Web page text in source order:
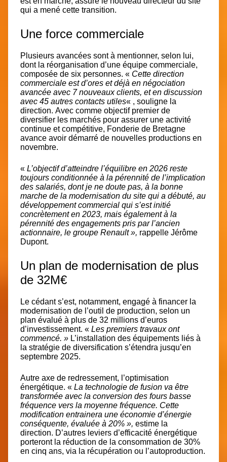
qui a mené cette transition.
Une force commerciale
Plusieurs avancées sont à mentionner, selon lui,
dont la réorganisation d’une équipe commerciale,
composée de six personnes. « Cette direction
commerciale est d’ores et déjà en négociation
avancée avec 7 nouveaux clients, et en discussion
avec 45 autres contacts utiles« , souligne la
direction. Avec comme objectif premier de
diversifier les marchés pour assurer une activité
continue et compétitive, Fonderie de Bretagne
avance avoir démarré de nouvelles productions en
novembre.
« L’objectif d’atteindre l’équilibre en 2026 reste
toujours conditionnée à la pérennité de l’implication
des salariés, dont je ne doute pas, à la bonne
marche de la modernisation du site qui a débuté, au
développement commercial qui s’est initié
concrètement en 2023, mais également à la
pérennité des engagements pris par l’ancien
actionnaire, le groupe Renault », rappelle Jérôme
Dupont.
Un plan de modernisation de plus
de 32M€
Le cédant s’est, notamment, engagé à financer la
modernisation de l’outil de production, selon un
plan évalué à plus de 32 millions d’euros
d’investissement. « Les premiers travaux ont
commencé. » L’installation des équipements liés à
la stratégie de diversification s’étendra jusqu’en
septembre 2025.
Autre axe de redressement, l’optimisation
énergétique. « La technologie de fusion va être
transformée avec la conversion des fours basse
fréquence vers la moyenne fréquence. Cette
modification entrainera une économie d’énergie
conséquente, évaluée à 20% », estime la
direction. D’autres leviers d’efficacité énergétique
porteront la réduction de la consommation de 30%
en cinq ans, via la récupération ou l’autoproduction.